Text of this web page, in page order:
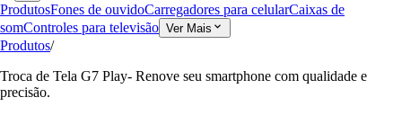
ProdutosFones de ouvidoCarregadores para celularCaixas de
somControles para televisão Ver Mais
Produtos/
Troca de Tela G7 Play- Renove seu smartphone com qualidade e
precisão.